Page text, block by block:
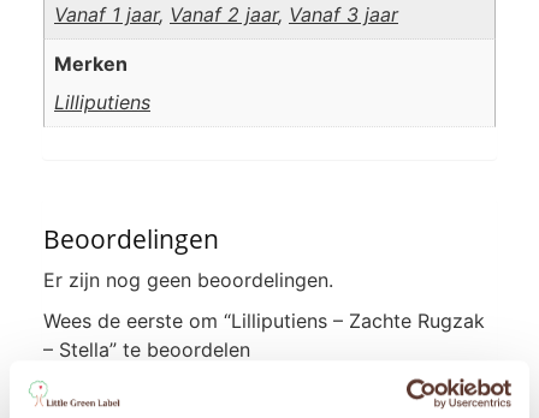
Vanaf 1 jaar, Vanaf 2 jaar, Vanaf 3 jaar
Merken
Lilliputiens
Beoordelingen
Er zijn nog geen beoordelingen.
Wees de eerste om “Lilliputiens – Zachte Rugzak
– Stella” te beoordelen
Je e-mailadres wordt niet gepubliceerd.
Vereiste
velden zijn gemarkeerd met